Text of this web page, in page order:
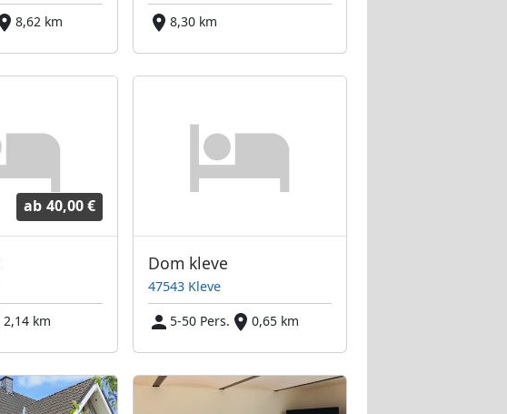
8,62 km
8,30 km
ab 40,00 €
2,14 km
Dom kleve
47543 Kleve
5-50 Pers.
0,65 km